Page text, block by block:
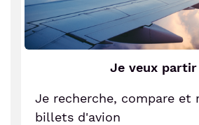
Je veux partir
Je recherche, compare et
billets d'avion